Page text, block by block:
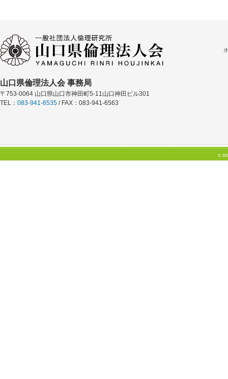
山口県倫理法人会 事務局
〒753-0064 山口県山口市神田町5-11山口神田ビル301
TEL： 083-941-6535 / FAX：083-941-6563
©